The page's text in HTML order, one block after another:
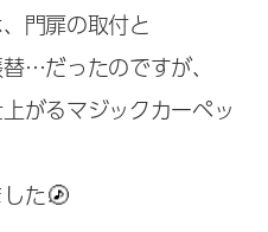
門扉の取付と
…だったのですが、
がるマジックカーペッ
た